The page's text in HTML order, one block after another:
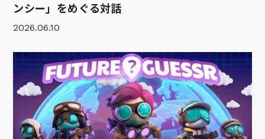
ンシー」をめぐる対話
2026.06.10